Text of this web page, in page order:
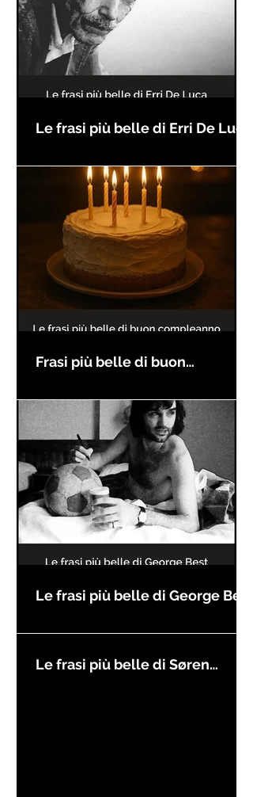
Le frasi più belle di Erri De Luca
Frasi più belle di buon
Le frasi più belle di George Best
Le frasi più belle di Søren